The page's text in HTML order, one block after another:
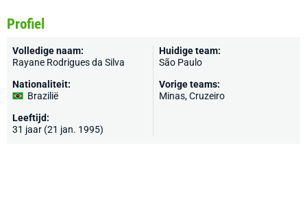
Profiel
Volledige naam:
Rayane Rodrigues da Silva
Nationaliteit:
Brazilië
Leeftijd:
31 jaar (21 jan. 1995)
Huidige team:
São Paulo
Vorige teams:
Minas, Cruzeiro